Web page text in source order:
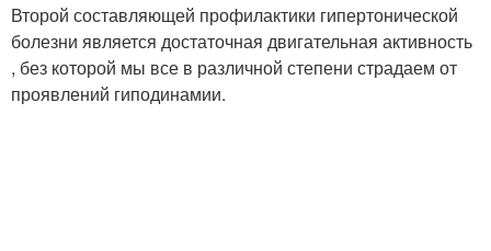
Второй составляющей профилактики гипертонической
болезни является достаточная двигательная активность
, без которой мы все в различной степени страдаем от
проявлений гиподинамии.